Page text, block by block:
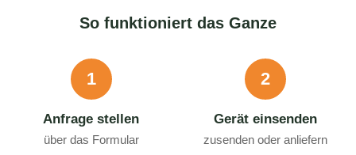
So funktioniert das Ganze
1
Anfrage stellen
über das Formular
2
Gerät einsenden
zusenden oder anliefern